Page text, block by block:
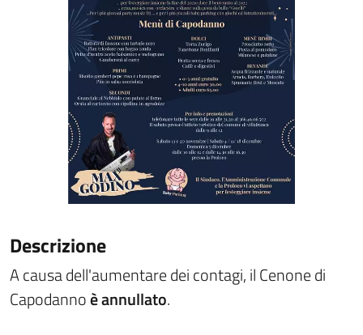
Descrizione
A causa dell'aumentare dei contagi, il Cenone di
Capodannoè annullato.